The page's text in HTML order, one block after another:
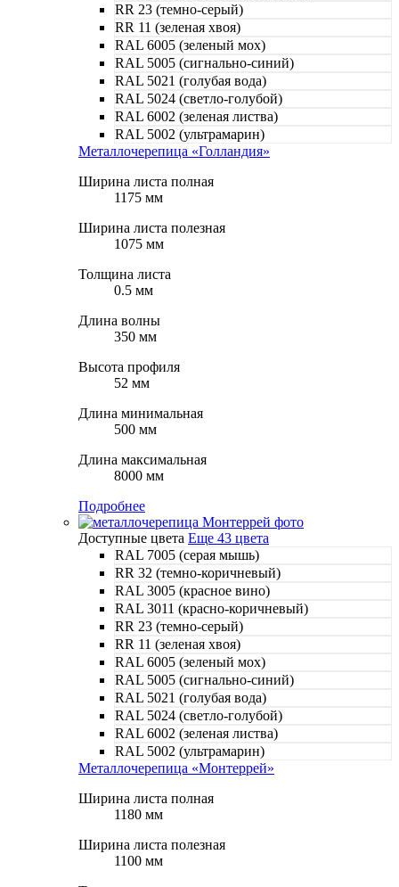
RR 23 (темно-серый)
RR 11 (зеленая хвоя)
RAL 6005 (зеленый мох)
RAL 5005 (сигнально-синий)
RAL 5021 (голубая вода)
RAL 5024 (светло-голубой)
RAL 6002 (зеленая листва)
RAL 5002 (ультрамарин)
Металлочерепица «Голландия»
Ширина листа полная
1175 мм
Ширина листа полезная
1075 мм
Толщина листа
0.5 мм
Длина волны
350 мм
Высота профиля
52 мм
Длина минимальная
500 мм
Длина максимальная
8000 мм
Подробнее
Доступные цвета Еще 43 цвета
RAL 7005 (серая мышь)
RR 32 (темно-коричневый)
RAL 3005 (красное вино)
RAL 3011 (красно-коричневый)
RR 23 (темно-серый)
RR 11 (зеленая хвоя)
RAL 6005 (зеленый мох)
RAL 5005 (сигнально-синий)
RAL 5021 (голубая вода)
RAL 5024 (светло-голубой)
RAL 6002 (зеленая листва)
RAL 5002 (ультрамарин)
Металлочерепица «Монтеррей»
Ширина листа полная
1180 мм
Ширина листа полезная
1100 мм